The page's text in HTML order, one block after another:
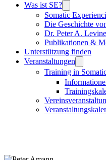
Was ist SE?
Somatic
Die Geschichte
Dr. Peter A. Levine
Publikationen &
Unterstützung finden
Veranstaltungen
Training in